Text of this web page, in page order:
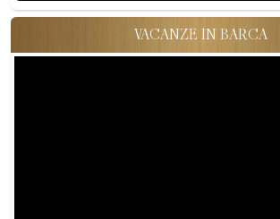
VACANZE IN BARCA